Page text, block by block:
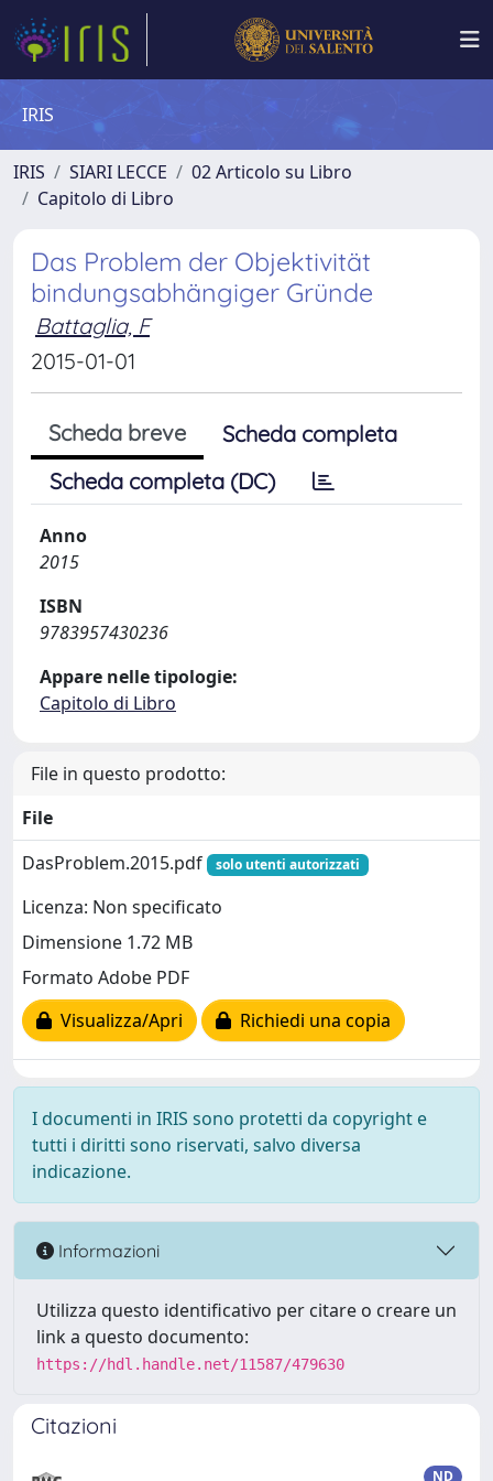
IRIS
IRIS SIARI LECCE
02 Articolo su Libro
Capitolo di Libro
Das Problem der Objektivität
bindungsabhängiger Gründe
Battaglia, F
2015-01-01
Scheda breve
Scheda completa
Scheda completa (DC)
Anno
2015
ISBN
9783957430236
Appare nelle tipologie:
Capitolo di Libro
File in questo prodotto:
File
DasProblem.2015.pdf
solo utenti autorizzati
Licenza: Non specificato
Dimensione 1.72 MB
Formato Adobe PDF
Visualizza/Apri
Richiedi una copia
I documenti in IRIS sono protetti da copyright e
tutti i diritti sono riservati, salvo diversa
indicazione.
Informazioni
Utilizza questo identificativo per citare o creare un
link a questo documento:
https://hdl.handle.net/11587/479630
Citazioni
ND